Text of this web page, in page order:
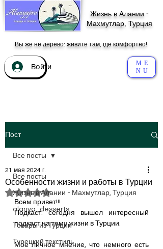
Жизнь в Алании -
Махмутлар, Турция
Вы же не дерево: живите там, где комфортно!
Войти
ME
NU
Пост
Все посты
Жизнь в Алании - Махмутлар, Турция
alanya_desserts
Товары из Турции
Турецкий текстиль
Все посты
Особенности жизни и работы в Турции
21 мая 2024 г.
Оценка: не число из 5 звезд.
Всем привет!!!
Подкаст: сегодня вышел интересный
подкаст на тему жизни в Турции.
Мое личное мнение, что немного есть